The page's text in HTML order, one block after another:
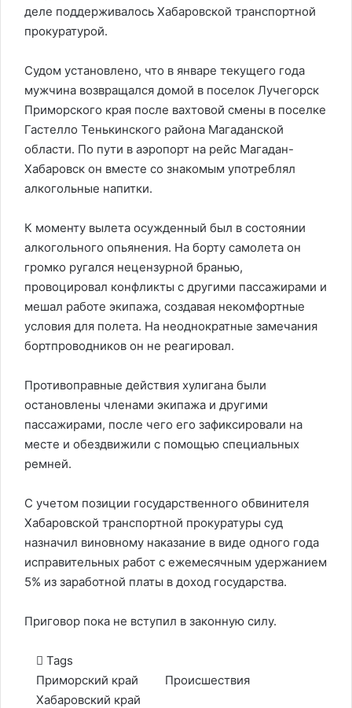
деле поддерживалось Хабаровской транспортной
прокуратурой.
Судом установлено, что в январе текущего года
мужчина возвращался домой в поселок Лучегорск
Приморского края после вахтовой смены в поселке
Гастелло Тенькинского района Магаданской
области. По пути в аэропорт на рейс Магадан-
Хабаровск он вместе со знакомым употреблял
алкогольные напитки.
К моменту вылета осужденный был в состоянии
алкогольного опьянения. На борту самолета он
громко ругался нецензурной бранью,
провоцировал конфликты с другими пассажирами и
мешал работе экипажа, создавая некомфортные
условия для полета. На неоднократные замечания
бортпроводников он не реагировал.
Противоправные действия хулигана были
остановлены членами экипажа и другими
пассажирами, после чего его зафиксировали на
месте и обездвижили с помощью специальных
ремней.
С учетом позиции государственного обвинителя
Хабаровской транспортной прокуратуры суд
назначил виновному наказание в виде одного года
исправительных работ с ежемесячным удержанием
5% из заработной платы в доход государства.
Приговор пока не вступил в законную силу.
Tags
Приморский край
Происшествия
Хабаровский край